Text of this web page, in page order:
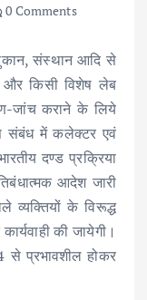
0 Comments
संस्थान आदि से
और किसी विशेष लेब
जांच कराने के लिये
संबंध में कलेक्टर एवं
दण्ड प्रक्रिया
आदेश जारी
के विरूद्ध
की जायेगी।
से प्रभावशील होकर